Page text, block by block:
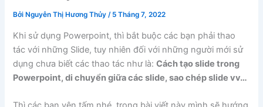
Bởi Nguyễn Thị Hương Thủy/ 5 Tháng 7, 2022
Khi sử dụng Powerpoint, thì bắt buộc các bạn phải thao
tác với những Slide, tuy nhiên đối với những người mới sử
dụng chưa biết các thao tác như là:Cách tạo slide trong
Powerpoint, dichuyển giữa các slide, sao chép slide vv…